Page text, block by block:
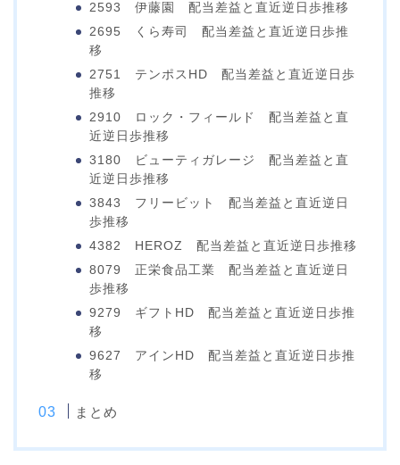
2593 伊藤園 配当差益と直近逆日歩推移
2695 くら寿司 配当差益と直近逆日歩推
移
2751 テンポスHD 配当差益と直近逆日歩
推移
2910 ロック・フィールド 配当差益と直
近逆日歩推移
3180 ビューティガレージ 配当差益と直
近逆日歩推移
3843 フリービット 配当差益と直近逆日
歩推移
4382 HEROZ 配当差益と直近逆日歩推移
8079 正栄食品工業 配当差益と直近逆日
歩推移
9279 ギフトHD 配当差益と直近逆日歩推
移
9627 アインHD 配当差益と直近逆日歩推
移
まとめ